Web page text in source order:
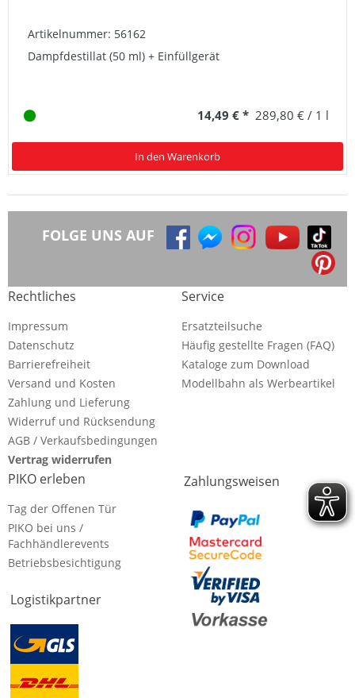
Artikelnummer: 56162
Dampfdestillat (50 ml) + Einfüllgerät
14,49 € * 289,80 € / 1 l
In den Warenkorb
FOLGE UNS AUF
Rechtliches
Impressum
Datenschutz
Barrierefreiheit
Versand und Kosten
Zahlung und Lieferung
Widerruf und Rücksendung
AGB / Verkaufsbedingungen
Vertrag widerrufen
Service
Ersatzteilsuche
Häufig gestellte Fragen (FAQ)
Kataloge zum Download
Modellbahn als Werbeartikel
PIKO erleben
Tag der Offenen Tür
PIKO bei uns /
Fachhändlerevents
Betriebsbesichtigung
Logistikpartner
Zahlungsweisen